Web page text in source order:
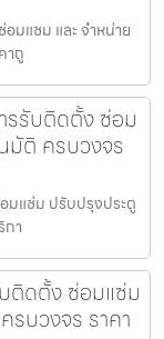
มแซม และ จำหน่าย
าถู
รับติดตั้ง ซ่อม
มัติ ครบวงจร
มแซ่ม ปรับปรุงประตู
า
ติดตั้ง ซ่อมแซ่ม
รบวงจร ราคา